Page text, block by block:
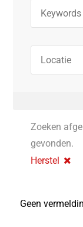
Zoeken
gevonden.
Herstel
Geen